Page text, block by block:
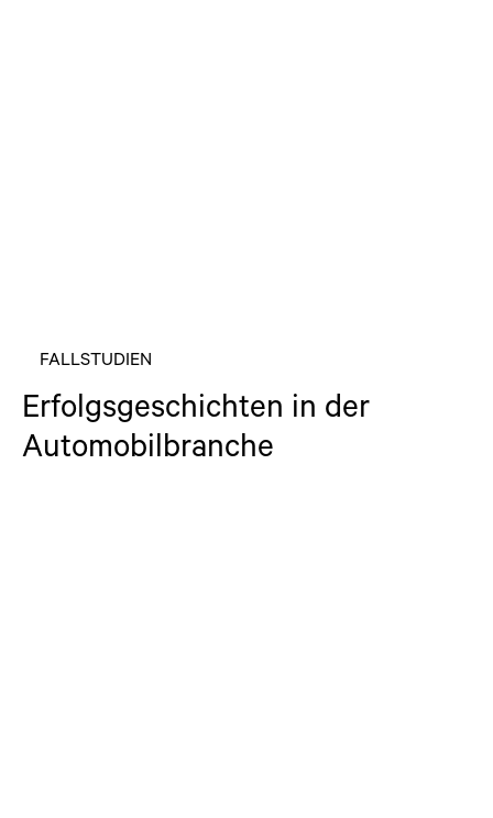
FALLSTUDIEN
Erfolgsgeschichten in der
Automobilbranche